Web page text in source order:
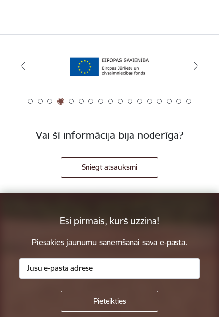
Vai šī informācija bija noderīga?
Sniegt atsauksmi
Esi pirmais, kurš uzzina!
Piesakies jaunumu saņemšanai savā e-pastā.